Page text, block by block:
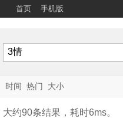
首页 手机版
时间 热门 大小
大约90条结果，耗时6ms。